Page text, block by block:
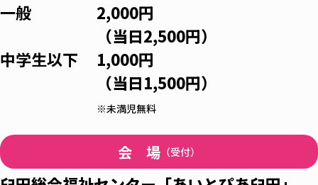
一般
2,000円
（当日2,500円）
中学生以下
1,000円
（当日1,500円）
※未満児無料
会 場（受付）